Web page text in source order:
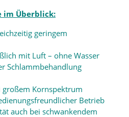
im Überblick:
geringem
mit Luft – ohne Wasser
Schlammbehandlung
großem Kornspektrum
Betrieb
auch bei schwankendem